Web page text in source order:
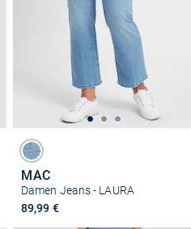
MAC
Damen Jeans - LAURA
89,99 €